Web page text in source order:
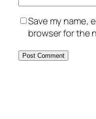
Save my name,
browser for the